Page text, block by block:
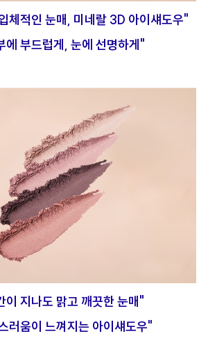
체적인 눈매, 미네랄 3D 아이섀도우"
에 부드럽게, 눈에 선명하게"
이 지나도 맑고 깨끗한 눈매"
러움이 느껴지는 아이섀도우"